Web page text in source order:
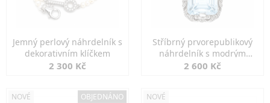
Jemný perlový náhrdelník s
dekorativním klíčkem
2 300 Kč
Stříbrný prvorepublikový
náhrdelník s modrým
spinelem
2 600 Kč
NOVÉ OBJEDNÁNO NOVÉ